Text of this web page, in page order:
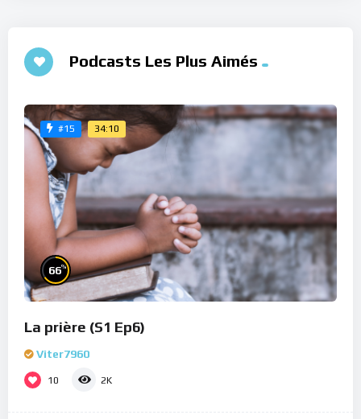
Podcasts Les Plus Aimés
#15 34:10
66%
La prière (S1 Ep6)
Viter7960
10 2K